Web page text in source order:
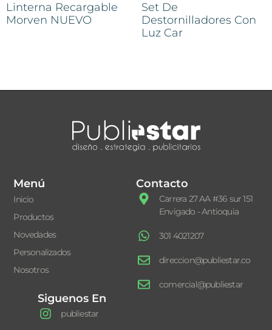
Linterna Recargable
Morven NUEVO
Set De
Destornilladores Con
Luz Car
Menú
Inicio
Productos
Novedades
Personalizados
Nosotros
Contacto
Carrera 27 AA #36 sur 151
Envigado - Antioquia
301 4021207
direccion@publiestar.co
comercial@publiestar
Siguenos En
publiestar